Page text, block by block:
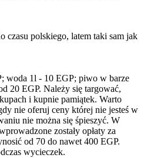
czasu polskiego, latem taki sam jak
woda 1l - 10 EGP; piwo w barze
20 EGP. Należy się targować,
i kupnie pamiątek. Warto
nie oferuj ceny której nie jesteś w
nie można się śpieszyć. W
zostały opłaty za
od 70 do nawet 400 EGP.
wycieczek.